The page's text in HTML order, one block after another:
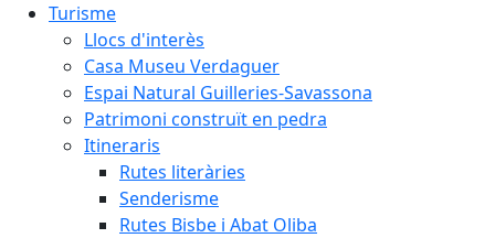
Turisme
Llocs d'interès
Casa Museu Verdaguer
Espai Natural Guilleries-Savassona
Patrimoni construït en pedra
Itineraris
Rutes literàries
Senderisme
Rutes Bisbe i Abat Oliba